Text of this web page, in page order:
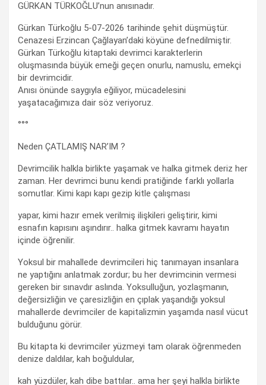
GÜRKAN TÜRKOĞLU’nun anısınadır.
Gürkan Türkoğlu 5-07-2026 tarihinde şehit düşmüştür.
Cenazesi Erzincan Çağlayan’daki köyüne defnedilmiştir.
Gürkan Türkoğlu kitaptaki devrimci karakterlerin
oluşmasında büyük emeği geçen onurlu, namuslu, emekçi
bir devrimcidir.
Anısı önünde saygıyla eğiliyor, mücadelesini
yaşatacağımıza dair söz veriyoruz.
°°°
Neden ÇATLAMIŞ NAR’IM ?
Devrimcilik halkla birlikte yaşamak ve halka gitmek deriz her
zaman. Her devrimci bunu kendi pratiğinde farklı yollarla
somutlar. Kimi kapı kapı gezip kitle çalışması
yapar, kimi hazır emek verilmiş ilişkileri geliştirir, kimi
esnafın kapısını aşındırır.. halka gitmek kavramı hayatın
içinde öğrenilir.
Yoksul bir mahallede devrimcileri hiç tanımayan insanlara
ne yaptığını anlatmak zordur; bu her devrimcinin vermesi
gereken bir sınavdır aslında. Yoksulluğun, yozlaşmanın,
değersizliğin ve çaresizliğin en çıplak yaşandığı yoksul
mahallerde devrimciler de kapitalizmin yaşamda nasıl vücut
bulduğunu görür.
Bu kitapta ki devrimciler yüzmeyi tam olarak öğrenmeden
denize daldılar, kah boğuldular,
kah yüzdüler, kah dibe battılar.. ama her şeyi halkla birlikte